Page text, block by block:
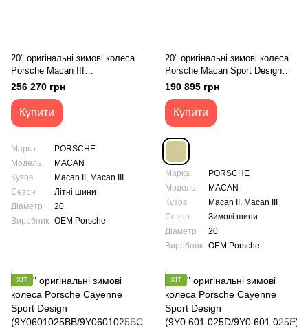
20" оригінальні зимові колеса
Porsche Macan III
(95B.601.025.EJ/95B.601.025.E
256 270 грн
Купити
Марка
PORSCHE
Модель
MACAN
Кузов
Macan II, Macan III
Сезон
Літні шини
Діаметр
20
Виробник OEM Porsche
20" оригінальні зимові колеса
Porsche Macan Sport Design
(95B601025FM/95B601025FP)
190 895 грн
Купити
Марка
PORSCHE
Модель
MACAN
Кузов
Macan II, Macan III
Сезон
Зимові шини
Діаметр
20
Виробник OEM Porsche
ХІТ ХІТ